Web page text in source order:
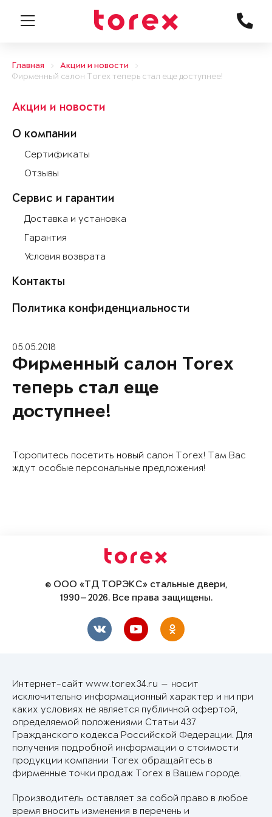
Главная
Акции и новости
Фирменный салон Torex теперь стал еще доступнее!
Акции и новости
О компании
Сертификаты
Отзывы
Сервис и гарантии
Доставка и установка
Гарантия
Условия возврата
Контакты
Политика конфиденциальности
05.05.2018
Фирменный салон Torex
теперь стал еще
доступнее!
Торопитесь посетить новый салон Torex! Там Вас
ждут особые персональные предложения!
© ООО «ТД ТОРЭКС» стальные двери,
1990—2026. Все права защищены.
Интернет-сайт www.torex34.ru — носит
исключительно информационный характер и ни при
каких условиях не является публичной офертой,
определяемой положениями Статьи 437
Гражданского кодекса Российской Федерации. Для
получения подробной информации о стоимости
продукции компании Torex обращайтесь в
фирменные точки продаж Torex в Вашем городе.
Производитель оставляет за собой право в любое
время вносить изменения в перечень и